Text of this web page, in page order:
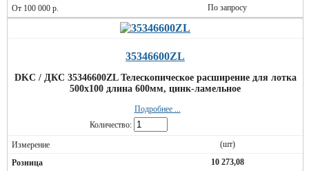
По запросу
35346600ZL
DKC / ДКС 35346600ZL Телескопическое расширение для лотка
500х100 длина 600мм, цинк-ламельное
Подробнее ...
Количество:
(шт)
10 273,08